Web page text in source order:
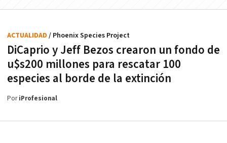
DiCaprio y Jeff Bezos crearon un fondo de
u$s200 millones para rescatar 100
especies al borde de la extinción
ACTUALIDAD / Phoenix Species Project
PoriProfesional